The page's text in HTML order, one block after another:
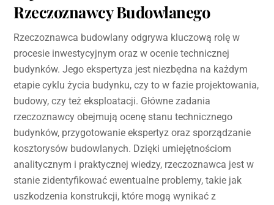
Rzeczoznawcy Budowlanego
Rzeczoznawca budowlany odgrywa kluczową rolę w
procesie inwestycyjnym oraz w ocenie technicznej
budynków. Jego ekspertyza jest niezbędna na każdym
etapie cyklu życia budynku, czy to w fazie projektowania,
budowy, czy też eksploatacji. Główne zadania
rzeczoznawcy obejmują ocenę stanu technicznego
budynków, przygotowanie ekspertyz oraz sporządzanie
kosztorysów budowlanych. Dzięki umiejętnościom
analitycznym i praktycznej wiedzy, rzeczoznawca jest w
stanie zidentyfikować ewentualne problemy, takie jak
uszkodzenia konstrukcji, które mogą wynikać z